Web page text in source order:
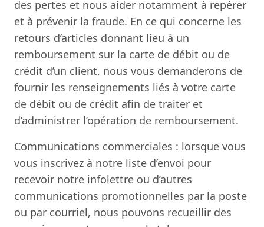
des pertes et nous aider notamment à repérer
et à prévenir la fraude. En ce qui concerne les
retours d’articles donnant lieu à un
remboursement sur la carte de débit ou de
crédit d’un client, nous vous demanderons de
fournir les renseignements liés à votre carte
de débit ou de crédit afin de traiter et
d’administrer l’opération de remboursement.
Communications commerciales : lorsque vous
vous inscrivez à notre liste d’envoi pour
recevoir notre infolettre ou d’autres
communications promotionnelles par la poste
ou par courriel, nous pouvons recueillir des